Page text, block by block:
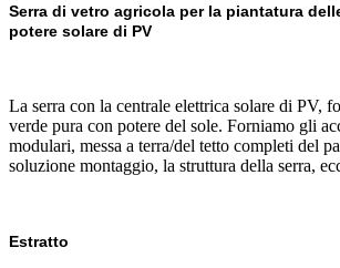
Serra di vetro agricola per la piantatura
potere solare di PV
La serra con la centrale elettrica solare di PV,
verde pura con potere del sole. Forniamo gli
modulari, messa a terra/del tetto completi del
soluzione montaggio, la struttura della serra,
Estratto